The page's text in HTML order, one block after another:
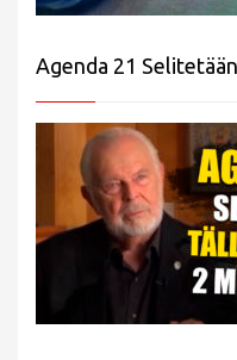
Agenda 21